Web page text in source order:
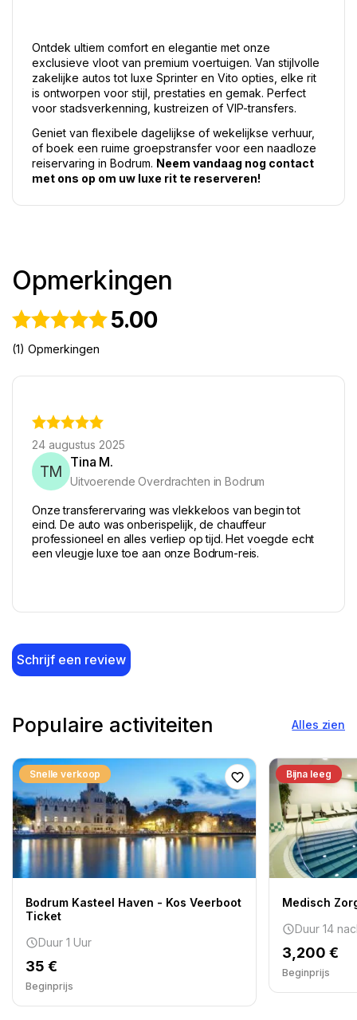
Ontdek ultiem comfort en elegantie met onze
exclusieve vloot van premium voertuigen. Van stijlvolle
zakelijke autos tot luxe Sprinter en Vito opties, elke rit
is ontworpen voor stijl, prestaties en gemak. Perfect
voor stadsverkenning, kustreizen of VIP-transfers.
Geniet van flexibele dagelijkse of wekelijkse verhuur,
of boek een ruime groepstransfer voor een naadloze
reiservaring in Bodrum. Neem vandaag nog contact
met ons op om uw luxe rit te reserveren!
Opmerkingen
5.00
(1) Opmerkingen
24 augustus 2025
TM
Tina M.
Uitvoerende Overdrachten in Bodrum
Onze transferervaring was vlekkeloos van begin tot
eind. De auto was onberispelijk, de chauffeur
professioneel en alles verliep op tijd. Het voegde echt
een vleugje luxe toe aan onze Bodrum-reis.
Schrijf een review
Populaire activiteiten Alles zien
Snelle verkoop
Bodrum Kasteel Haven - Kos Veerboot
Ticket
Duur 1 Uur
35 €
Beginprijs
Bijna leeg
Medisch
Duur 14
3,200 €
Beginprijs